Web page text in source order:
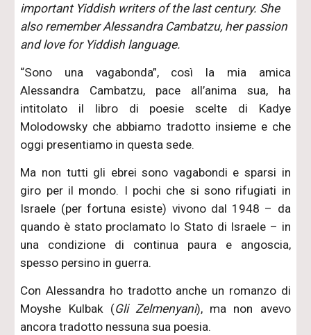
important Yiddish writers of the last century. She
also remember Alessandra Cambatzu, her passion
and love for Yiddish language.
“Sono una vagabonda”, così la mia amica
Alessandra Cambatzu, pace all’anima sua, ha
intitolato il libro di poesie scelte di Kadye
Molodowsky che abbiamo tradotto insieme e che
oggi presentiamo in questa sede.
Ma non tutti gli ebrei sono vagabondi e sparsi in
giro per il mondo. I pochi che si sono rifugiati in
Israele (per fortuna esiste) vivono dal 1948 – da
quando è stato proclamato lo Stato di Israele – in
una condizione di continua paura e angoscia,
spesso persino in guerra.
Con Alessandra ho tradotto anche un romanzo di
Moyshe Kulbak (Gli Zelmenyani), ma non avevo
ancora tradotto nessuna sua poesia.